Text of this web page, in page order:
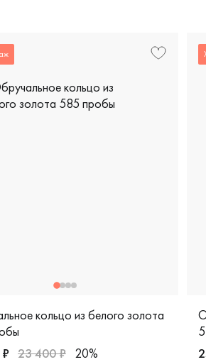
кольцо из белого золота
₽ 23 400 ₽ 20%